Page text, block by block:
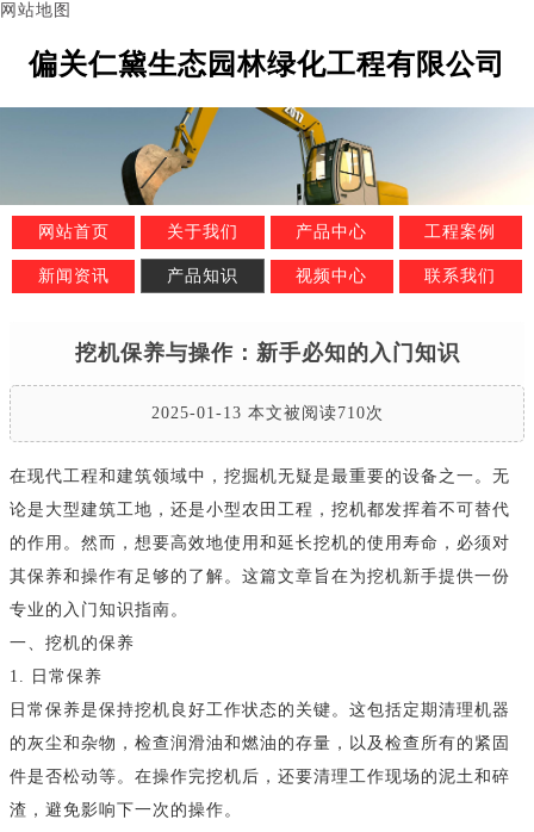
网站地图
偏关仁黛生态园林绿化工程有限公司
网站首页 关于我们 产品中心 工程案例
新闻资讯 产品知识 视频中心 联系我们
挖机保养与操作：新手必知的入门知识
2025-01-13 本文被阅读710次
在现代工程和建筑领域中，挖掘机无疑是最重要的设备之一。无
论是大型建筑工地，还是小型农田工程，挖机都发挥着不可替代
的作用。然而，想要高效地使用和延长挖机的使用寿命，必须对
其保养和操作有足够的了解。这篇文章旨在为挖机新手提供一份
专业的入门知识指南。
一、挖机的保养
1. 日常保养
日常保养是保持挖机良好工作状态的关键。这包括定期清理机器
的灰尘和杂物，检查润滑油和燃油的存量，以及检查所有的紧固
件是否松动等。在操作完挖机后，还要清理工作现场的泥土和碎
渣，避免影响下一次的操作。